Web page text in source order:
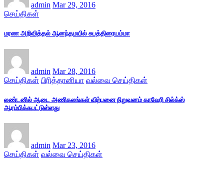
admin Mar 29, 2016
செய்திகள்
மரண அறிவித்தல் ஆனந்தமயில் சுபத்திரையம்மா
admin Mar 28, 2016
செய்திகள் பிரித்தானியா வல்வை செய்திகள்
லண்டனில் ஆடை அணிகலங்கள் விற்பனை நிறுவனம் காவேரி சில்க்ஸ்
ஆரம்பிக்கபட்டுள்ளது
admin Mar 23, 2016
செய்திகள் வல்வை செய்திகள்